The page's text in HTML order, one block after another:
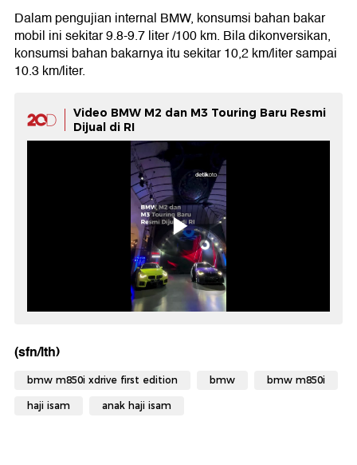
Dalam pengujian internal BMW, konsumsi bahan bakar
mobil ini sekitar 9.8-9.7 liter /100 km. Bila dikonversikan,
konsumsi bahan bakarnya itu sekitar 10,2 km/liter sampai
10.3 km/liter.
Video BMW M2 dan M3 Touring Baru Resmi
Dijual di RI
(sfn/lth)
bmw m850i xdrive first edition bmw bmw m850i
haji isam anak haji isam